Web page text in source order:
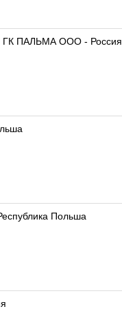
ГК ПАЛЬМА ООО - Россия
Польша